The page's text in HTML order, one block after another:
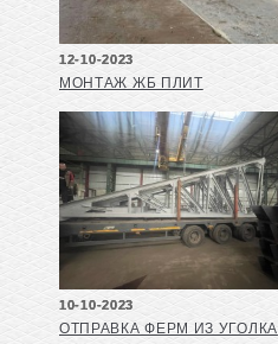
12-10-2023
МОНТАЖ ЖБ ПЛИТ
10-10-2023
ОТПРАВКА ФЕРМ ИЗ УГОЛКА